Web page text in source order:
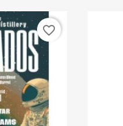
favorite_border